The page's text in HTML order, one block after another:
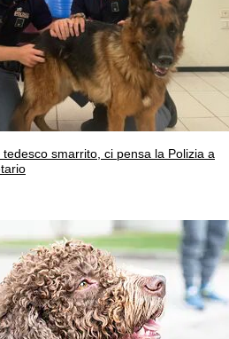
tedesco smarrito, ci pensa la Polizia a